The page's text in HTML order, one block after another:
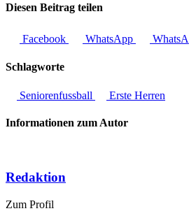
Diesen Beitrag teilen
Facebook WhatsApp
Schlagworte
Seniorenfussball Erste Herren
Informationen zum Autor
Redaktion
Zum Profil